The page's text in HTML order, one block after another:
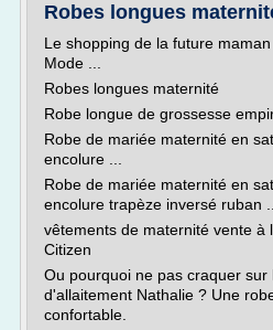
Robes longues
Le shopping de la future
Mode ...
Robes longues maternité
Robe longue de grossesse
Robe de mariée maternité en
encolure ...
Robe de mariée maternité en
encolure trapèze inversé ruban ...
vêtements de maternité vente à
Citizen
Ou pourquoi ne pas craquer
d'allaitement Nathalie ? Une
confortable.